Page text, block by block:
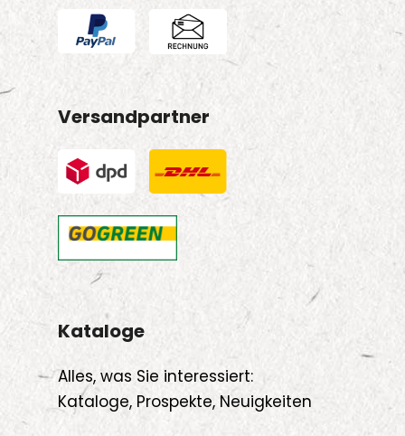
Versandpartner
Kataloge
Alles, was Sie interessiert:
Kataloge, Prospekte, Neuigkeiten